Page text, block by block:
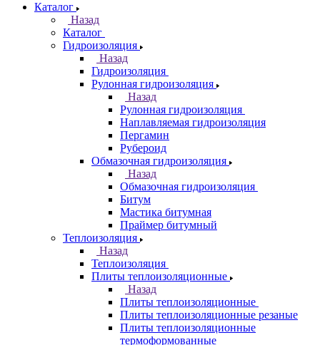
Каталог
Назад
Каталог
Гидроизоляция
Назад
Гидроизоляция
Рулонная гидроизоляция
Назад
Рулонная гидроизоляция
Наплавляемая гидроизоляция
Пергамин
Рубероид
Обмазочная гидроизоляция
Назад
Обмазочная гидроизоляция
Битум
Мастика битумная
Праймер битумный
Теплоизоляция
Назад
Теплоизоляция
Плиты теплоизоляционные
Назад
Плиты теплоизоляционные
Плиты теплоизоляционные резаные
Плиты теплоизоляционные
термоформованные